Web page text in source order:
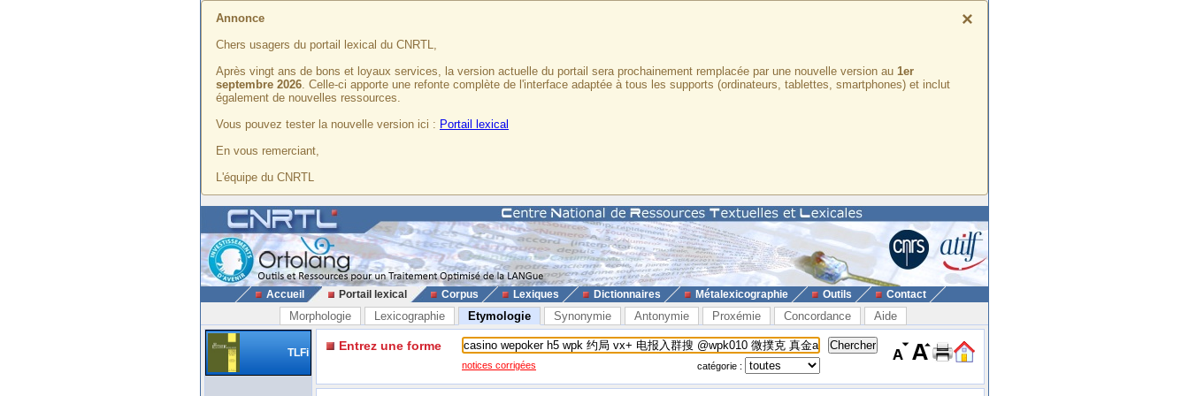
×
Annonce
Chers usagers du portail lexical du CNRTL,
Après vingt ans de bons et loyaux services, la version actuelle du portail sera prochainement remplacée par une nouvelle version au 1er
septembre 2026. Celle-ci apporte une refonte complète de l'interface adaptée à tous les supports (ordinateurs, tablettes, smartphones) et inclut
également de nouvelles ressources.
Vous pouvez tester la nouvelle version ici : Portail lexical
En vous remerciant,
L'équipe du CNRTL
Accueil Portail lexical Corpus Lexiques Dictionnaires Métalexicographie Outils Contact
Morphologie Lexicographie Etymologie Synonymie Antonymie Proxémie Concordance Aide
TLFi Entrez une forme
notices corrigées catégorie :